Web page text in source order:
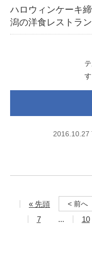
ハロウィンケーキ
潟の洋食レストラ
2016.10.27
« 先頭 < 前へ
7
... 10